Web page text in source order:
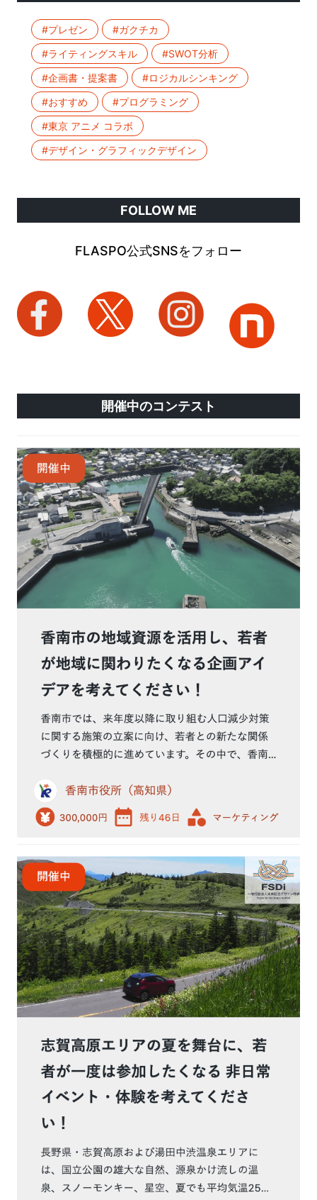
#プレゼン
#ガクチカ
#ライティングスキル
#SWOT分析
#企画書・提案書
#ロジカルシンキング
#おすすめ
#プログラミング
#東京 アニメ コラボ
#デザイン・グラフィックデザイン
FOLLOW ME
FLASPO公式SNSをフォロー
開催中のコンテスト